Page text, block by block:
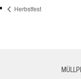
Herbstfest